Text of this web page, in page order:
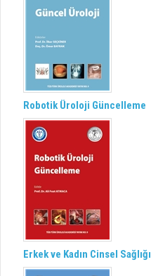
Robotik Üroloji Güncelleme
Erkek ve Kadın Cinsel Sağlığı